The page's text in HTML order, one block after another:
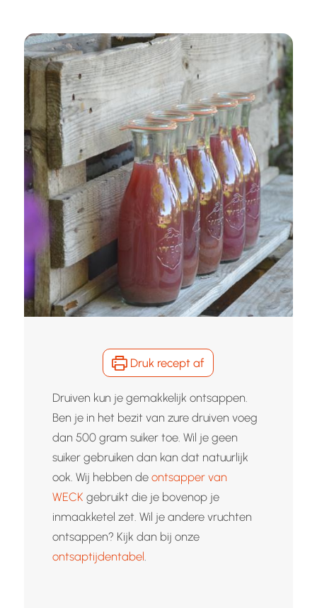
Druk recept af
Druiven kun je gemakkelijk ontsappen.
Ben je in het bezit van zure druiven voeg
dan 500 gram suiker toe. Wil je geen
suiker gebruiken dan kan dat natuurlijk
ook. Wij hebben de ontsapper van
WECK gebruikt die je bovenop je
inmaakketel zet. Wil je andere vruchten
ontsappen? Kijk dan bij onze
ontsaptijdentabel.